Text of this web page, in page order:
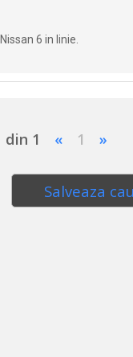
6 in linie.
din 1 « 1 »
Salveaza